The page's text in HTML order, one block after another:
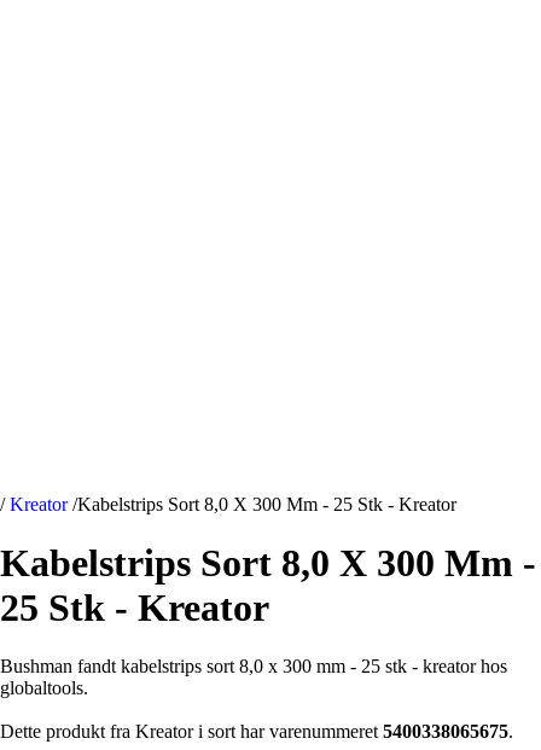
/ Kreator /Kabelstrips Sort 8,0 X 300 Mm - 25 Stk - Kreator
Kabelstrips Sort 8,0 X 300 Mm -
25 Stk - Kreator
Bushman fandt kabelstrips sort 8,0 x 300 mm - 25 stk - kreator hos
globaltools.
Dette produkt fra Kreator i sort har varenummeret 5400338065675.